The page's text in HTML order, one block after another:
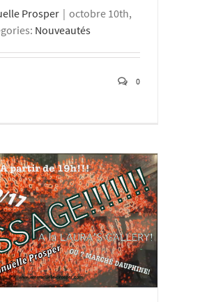
Prosper | octobre 10th,
Nouveautés
0